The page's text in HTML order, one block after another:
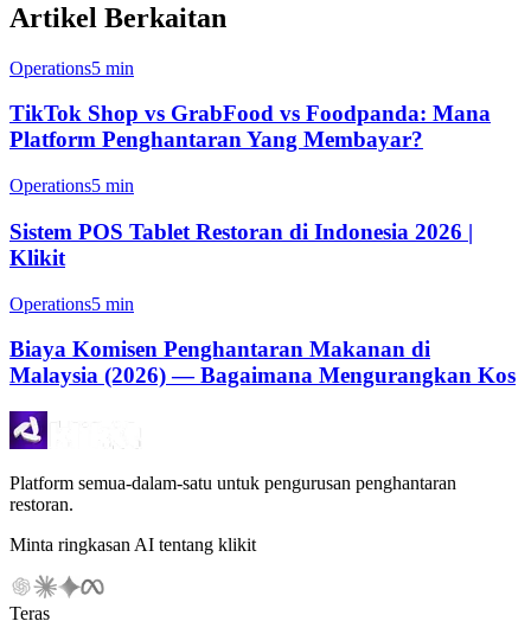
Artikel Berkaitan
Operations5 min
TikTok Shop vs GrabFood vs Foodpanda: Mana
Platform Penghantaran Yang Membayar?
Operations5 min
Sistem POS Tablet Restoran di Indonesia 2026 |
Klikit
Operations5 min
Biaya Komisen Penghantaran Makanan di
Malaysia (2026) — Bagaimana Mengurangkan Kos
Platform semua-dalam-satu untuk pengurusan penghantaran
restoran.
Minta ringkasan AI tentang klikit
Teras